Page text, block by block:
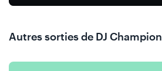
Autres sorties de DJ Champion